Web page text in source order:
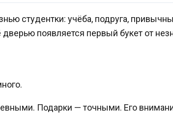
студентки: учёба, подруга,
дверью появляется первый букет от
Подарки — точными. Его